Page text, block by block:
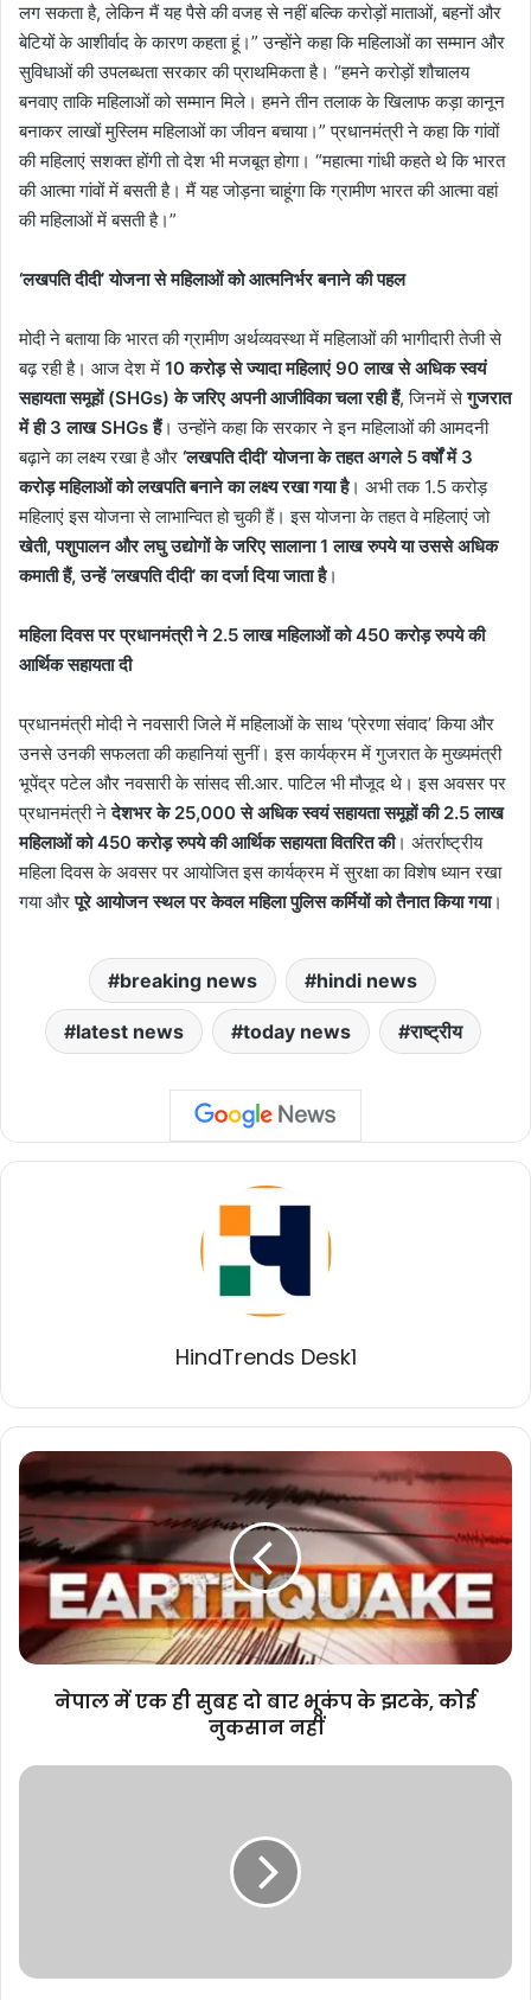
लग सकता है, लेकिन मैं यह पैसे की वजह से नहीं बल्कि करोड़ों माताओं, बहनों और
बेटियों के आशीर्वाद के कारण कहता हूं।” उन्होंने कहा कि महिलाओं का सम्मान और
सुविधाओं की उपलब्धता सरकार की प्राथमिकता है। “हमने करोड़ों शौचालय
बनवाए ताकि महिलाओं को सम्मान मिले। हमने तीन तलाक के खिलाफ कड़ा कानून
बनाकर लाखों मुस्लिम महिलाओं का जीवन बचाया।” प्रधानमंत्री ने कहा कि गांवों
की महिलाएं सशक्त होंगी तो देश भी मजबूत होगा। “महात्मा गांधी कहते थे कि भारत
की आत्मा गांवों में बसती है। मैं यह जोड़ना चाहूंगा कि ग्रामीण भारत की आत्मा वहां
की महिलाओं में बसती है।”
‘लखपति दीदी’ योजना से महिलाओं को आत्मनिर्भर बनाने की पहल
मोदी ने बताया कि भारत की ग्रामीण अर्थव्यवस्था में महिलाओं की भागीदारी तेजी से
बढ़ रही है। आज देश में 10 करोड़ से ज्यादा महिलाएं 90 लाख से अधिक स्वयं
सहायता समूहों (SHGs) के जरिए अपनी आजीविका चला रही हैं, जिनमें सेगुजरात
में ही 3 लाख SHGs हैं। उन्होंने कहा कि सरकार ने इन महिलाओं की आमदनी
बढ़ाने का लक्ष्य रखा है और ‘लखपति दीदी’ योजना के तहत अगले 5 वर्षों में 3
करोड़ महिलाओं को लखपति बनाने का लक्ष्य रखा गया है। अभी तक 1.5 करोड़
महिलाएं इस योजना से लाभान्वित हो चुकी हैं। इस योजना के तहत वे महिलाएं जो
खेती, पशुपालन और लघु उद्योगों के जरिए सालाना 1 लाख रुपये या उससे अधिक
कमाती हैं, उन्हें ‘लखपति दीदी’ का दर्जा दिया जाता है।
महिला दिवस पर प्रधानमंत्री ने 2.5 लाख महिलाओं को 450 करोड़ रुपये की
आर्थिक सहायता दी
प्रधानमंत्री मोदी ने नवसारी जिले में महिलाओं के साथ ‘प्रेरणा संवाद’किया और
उनसे उनकी सफलता की कहानियां सुनीं। इस कार्यक्रम में गुजरात के मुख्यमंत्री
भूपेंद्र पटेल और नवसारी के सांसद सी.आर. पाटिल भी मौजूद थे। इस अवसर पर
प्रधानमंत्री नेदेशभर के 25,000 से अधिक स्वयं सहायता समूहों की 2.5 लाख
महिलाओं को 450 करोड़ रुपये की आर्थिक सहायता वितरित की। अंतर्राष्ट्रीय
महिला दिवस के अवसर पर आयोजित इस कार्यक्रम में सुरक्षा का विशेष ध्यान रखा
गया औरपूरे आयोजन स्थल पर केवल महिला पुलिस कर्मियों को तैनात किया गया।
breaking news hindi news
latest news today news राष्ट्रीय
HindTrends Desk1
नेपाल
एक
ही
सुबह
दो
बार
भूकंप
के
नेपाल में एक ही सुबह दो बार भूकंप के झटके, कोई
नुकसान नहीं
बेटियों
कटिबद्ध